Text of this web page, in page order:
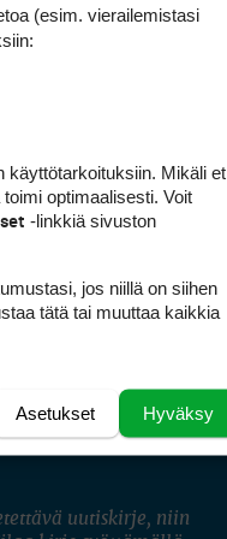
uutiskirje, niin
(esim. vierailemis­tasi
käyttötarkoituksiin. Mikäli et
optimaalisesti. Voit
-linkkiä sivuston
jos niillä on siihen
tätä tai muuttaa kaikkia
Hyväksy
Asetukset